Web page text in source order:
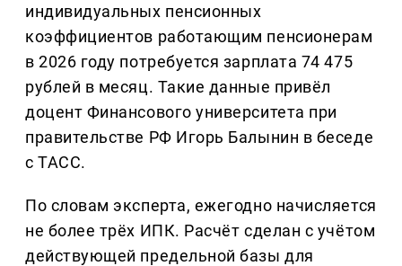
индивидуальных пенсионных
коэффициентов работающим пенсионерам
в 2026 году потребуется зарплата 74 475
рублей в месяц. Такие данные привёл
доцент Финансового университета при
правительстве РФ Игорь Балынин в беседе
с ТАСС.
По словам эксперта, ежегодно начисляется
не более трёх ИПК. Расчёт сделан с учётом
действующей предельной базы для